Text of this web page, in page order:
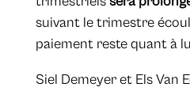
suivant le trimestre
paiement reste quant à
Siel Demeyer et Els Van